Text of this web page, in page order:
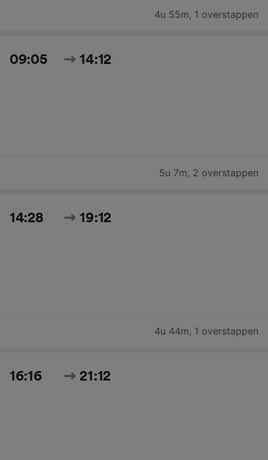
4u 55m, 1 overstappen
09:05 14:12
5u 7m, 2 overstappen
14:28 19:12
4u 44m, 1 overstappen
16:16 21:12